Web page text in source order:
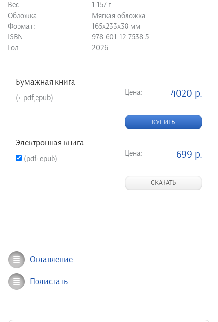
Вес:
1 157 г.
Обложка:
Мягкая обложка
Формат:
165х233х38 мм
ISBN:
978-601-12-7538-5
Год:
2026
Бумажная книга
(+ pdf,epub)
Цена: 4020 р.
КУПИТЬ
Электронная книга
(pdf+epub)
Цена: 699 р.
СКАЧАТЬ
Оглавление
Полистать